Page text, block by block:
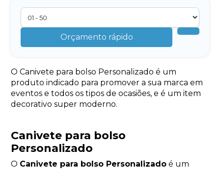
Orçamento rápido
O Canivete para bolso Personalizado é um
produto indicado para promover a sua marca em
eventos e todos os tipos de ocasiões, e é um item
decorativo super moderno.
Canivete para bolso
Personalizado
O Canivete para bolso Personalizado é um